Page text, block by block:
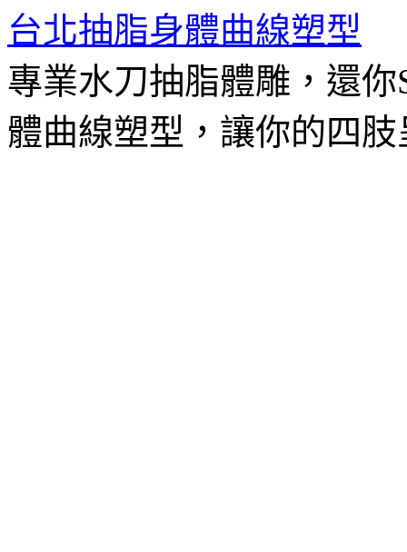
台北抽脂身體曲線塑型
專業水刀抽脂體雕，還
體曲線塑型，讓你的四